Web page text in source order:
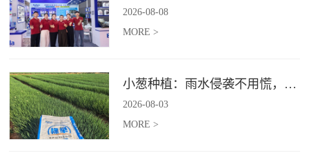
2026-08-08
MORE >
小葱种植：雨水侵袭不用慌，四招稳住小葱产量
2026-08-03
MORE >